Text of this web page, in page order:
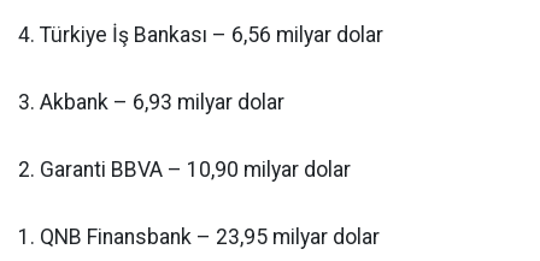
4. Türkiye İş Bankası – 6,56 milyar dolar
3. Akbank – 6,93 milyar dolar
2. Garanti BBVA – 10,90 milyar dolar
1. QNB Finansbank – 23,95 milyar dolar